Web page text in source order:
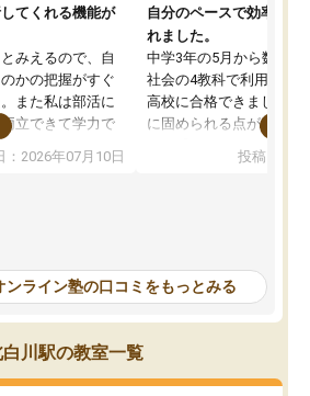
てくれる機能が
みえるので、自
かの把握がすぐ
また私は部活に
立できて学力で
ことができてよ
習の際に、自分が
理ができない人に
あるのではない
：2026年07月10日
自分のペースで効率よく
れました。
中学3年の5月から数学・
社会の4教科で利用し、
高校に合格できました。
に固められる点が魅力で
項目のおかげで、手軽
元数が可視化されるので
しながら意欲的に取り組
常に効果を実感している
すめできる塾です。
投稿日：
ンライン塾の口コミをもっとみる
川駅の教室一覧